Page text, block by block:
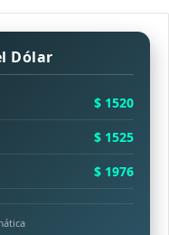
Dólar
$ 1520
$ 1525
$ 1976